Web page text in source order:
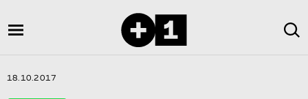
18.10.2017